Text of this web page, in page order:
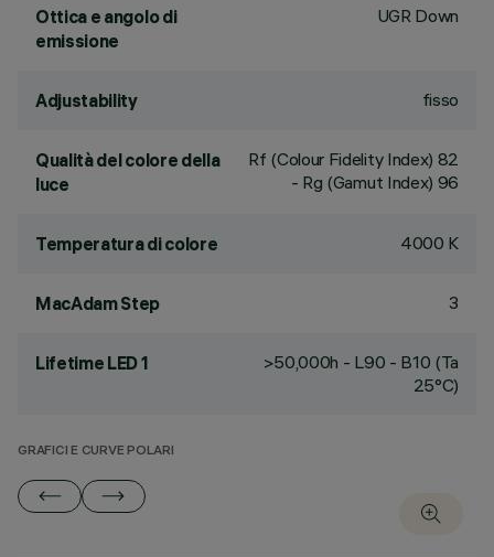
Ottica e angolo di
emissione
UGR Down
Adjustability fisso
Qualità del colore della
luce
Rf (Colour Fidelity Index) 82
- Rg (Gamut Index) 96
Temperatura di colore 4000 K
MacAdam Step 3
Lifetime LED 1
>50,000h - L90 - B10 (Ta
25°C)
GRAFICI E CURVE POLARI